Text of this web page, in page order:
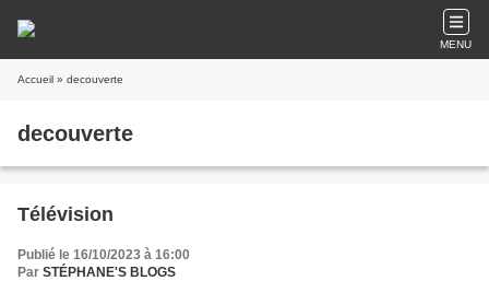
MENU
Accueil » decouverte
decouverte
Télévision
Publié le 16/10/2023 à 16:00
Par STÉPHANE'S BLOGS